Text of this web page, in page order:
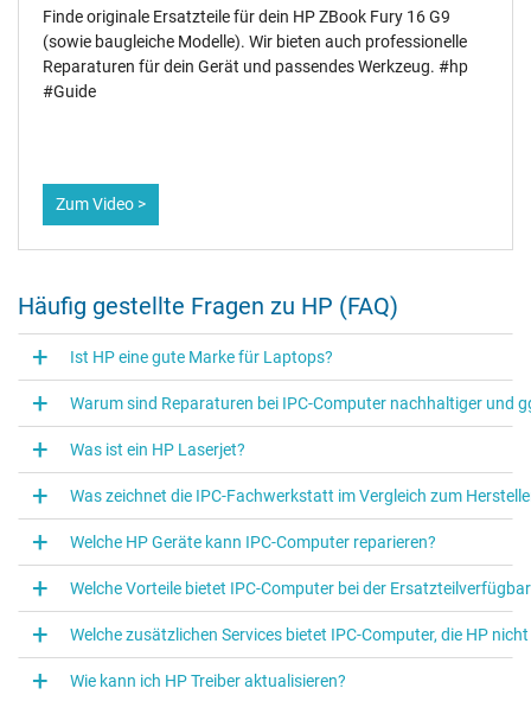
Finde originale Ersatzteile für dein HP ZBook Fury 16 G9
(sowie baugleiche Modelle). Wir bieten auch professionelle
Reparaturen für dein Gerät und passendes Werkzeug. #hp
#Guide
Zum Video >
Häufig gestellte Fragen zu HP (FAQ)
Ist HP eine gute Marke für Laptops?
Warum sind Reparaturen bei IPC-Computer nachhaltiger und
Was ist ein HP Laserjet?
Was zeichnet die IPC‑Fachwerkstatt im Vergleich zum
Welche HP Geräte kann IPC‑Computer reparieren?
Welche Vorteile bietet IPC-Computer bei der
Welche zusätzlichen Services bietet IPC-Computer, die HP
Wie kann ich HP Treiber aktualisieren?